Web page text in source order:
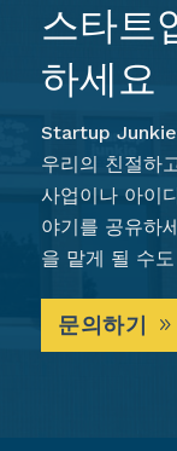
스타트
하세요
Startup Junkie
우리의 친절하
사업이나 아이
야기를 공유하
을 맡게 될 수
문의하기